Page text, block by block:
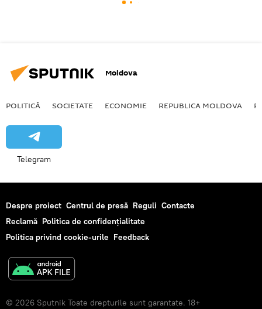
Moldova
POLITICĂ SOCIETATE ECONOMIE REPUBLICA MOLDOVA
Telegram
Despre proiect Centrul de presă Reguli Contacte
Reclamă Politica de confidențialitate
Politica privind cookie-urile Feedback
© 2026 Sputnik Toate drepturile sunt garantate. 18+